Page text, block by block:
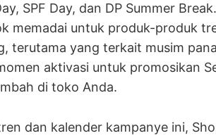
SPF Day, dan DP Summer Break.
memadai untuk produk-produk
terutama yang terkait musim
aktivasi untuk promosikan
di toko Anda.
dan kalender kampanye ini,